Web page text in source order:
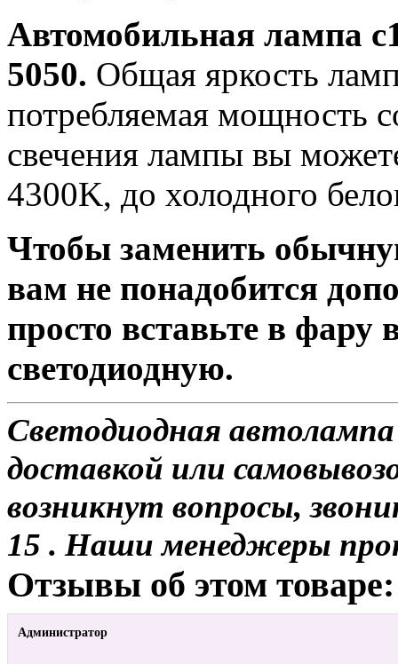
Автомобильная лампа
5050. Общая яркость
потребляемая мощность
свечения лампы вы
4300K, до холодного
Чтобы заменить
вам не понадобится
просто вставьте в
светодиодную.
Светодиодная
доставкой или
возникнут вопросы,
15 . Наши менеджеры
Отзывы об этом товаре:
Администратор